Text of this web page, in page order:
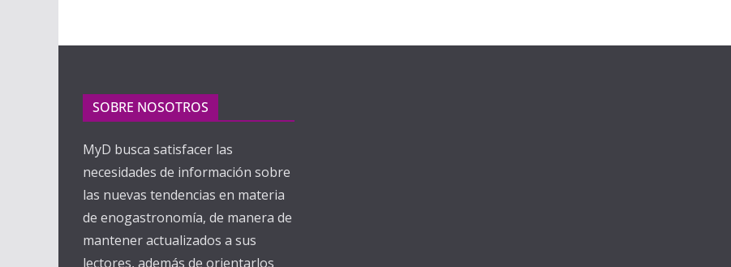
SOBRE NOSOTROS
MyD busca satisfacer las
necesidades de información sobre
las nuevas tendencias en materia
de enogastronomía, de manera de
mantener actualizados a sus
lectores, además de orientarlos